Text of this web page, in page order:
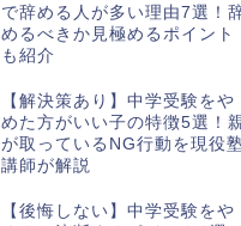
で辞める人が多い理由7選！
めるべきか見極めるポイント
も紹介
【解決策あり】中学受験をや
めた方がいい子の特徴5選！
が取っているNG行動を現役
講師が解説
【後悔しない】中学受験をや